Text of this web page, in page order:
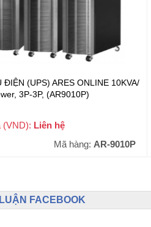
ĐIỆN (UPS) ARES ONLINE 10KVA/
3P-3P, (AR9010P)
Liên hệ
Mã hàng: AR-9010P
FACEBOOK